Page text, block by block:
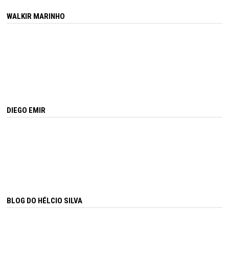
WALKIR MARINHO
DIEGO EMIR
BLOG DO HÉLCIO SILVA